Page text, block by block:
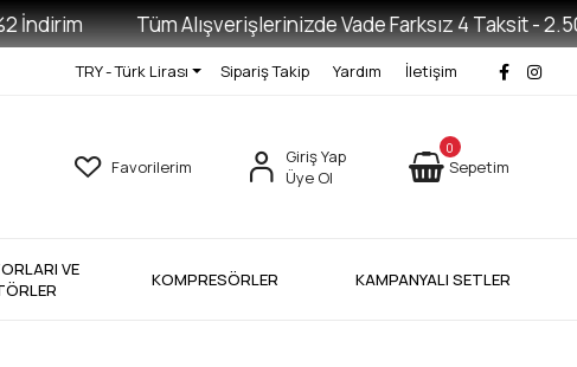
Tüm Alışverişlerinizde Vade Farksız 4 Taksit -
TRY - Türk Lirası Sipariş Takip Yardım İletişim
Favorilerim
Giriş Yap
Üye Ol
0
Sepetim
VE
KOMPRESÖRLER KAMPANYALI SETLER